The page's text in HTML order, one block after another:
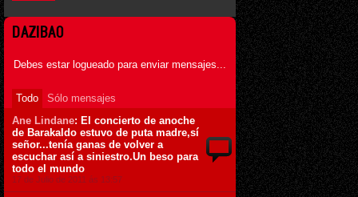
DAZIBAO
Debes estar logueado para enviar mensajes...
Todo
Sólo mensajes
Ane Lindane: El concierto de anoche
de Barakaldo estuvo de puta madre,sí
señor...tenía ganas de volver a
escuchar así a siniestro.Un beso para
todo el mundo
17 de Julio de 2011 ás 13:57